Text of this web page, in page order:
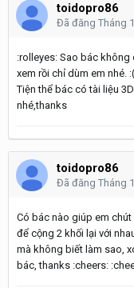
toidopro86
Đã đăng Tháng
:rolleyes: Sao bác không
xem rồi chỉ dùm em nhé. :(
Tiện thể bác có tài liệu
nhé,thanks
toidopro86
Đã đăng Tháng
Có bác nào giúp em chút
để cộng 2 khối lại với
mà không biết làm sao,
bác, thanks :cheers: